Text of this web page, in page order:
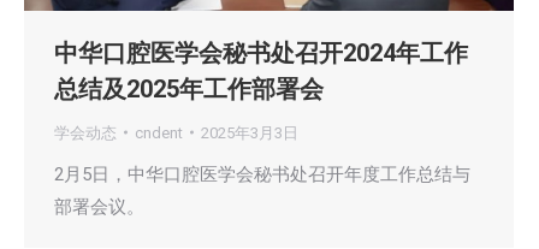
中华口腔医学会秘书处召开2024年工作
总结及2025年工作部署会
学会动态 cndent 2025年3月3日
2月5日，中华口腔医学会秘书处召开年度工作总结与
部署会议。